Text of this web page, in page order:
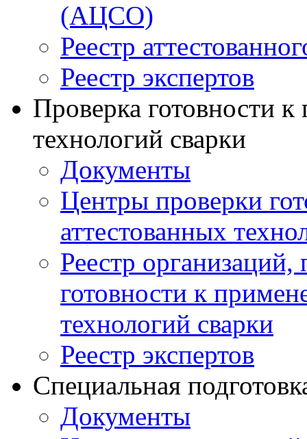
(АЦСО)
Реестр
Реестр экспертов
Проверка готовности
технологий сварки
Документы
Центры проверки
аттестованных
Реестр
готовности к
технологий сварки
Реестр экспертов
Специальная
Документы